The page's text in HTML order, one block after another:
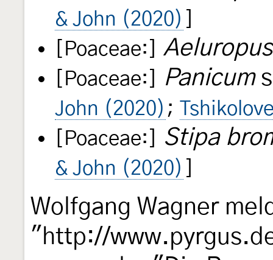
& John (2020)
[Poaceae:]
Aeluropus
[Poaceae:] Panicum
John (2020) ;
[Poaceae:]
Stipa
& John (2020)
Wolfgang Wagner
"http://